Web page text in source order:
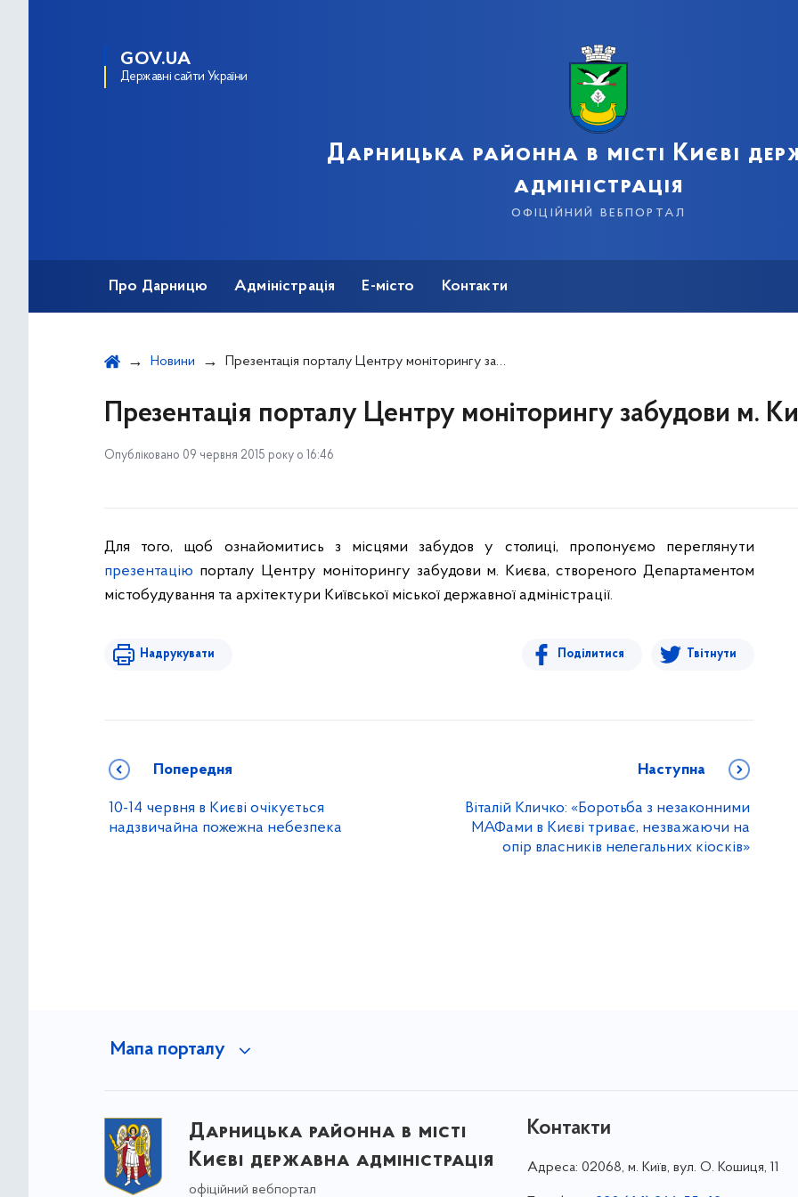
GOV.UA
Державні сайти України
Дарницька районна в місті Києві
адміністрація
офіційний вебпортал
Про Дарницю Адміністрація Е-місто Контакти
Новини Презентація порталу Центру моніторингу забудови м. Києва
Презентація порталу Центру моніторингу забудови м.
Опубліковано 09 червня 2015 року о 16:46
Для того, щоб ознайомитись з місцями забудов у столиці, пропонуємо переглянути
презентацію порталу Центру моніторингу забудови м. Києва, створеного Департаментом
містобудування та архітектури Київської міської державної адміністрації.
Надрукувати Поділитися Твітнути
Попередня
10-14 червня в Києві очікується
надзвичайна пожежна небезпека
Наступна
Віталій Кличко: «Боротьба з незаконними
МАФами в Києві триває, незважаючи на
опір власників нелегальних кіосків»
Мапа порталу
Дарницька районна в місті
Києві державна адміністрація
офіційний вебпортал
Контакти
Адреса: 02068, м. Київ, вул. О. Кошиця, 11